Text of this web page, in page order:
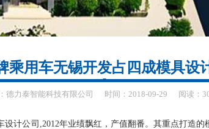
乘用车无锡开发占四成模具设
德力泰智能科技有限公司 时间：2018-09-29 阅读：
公司,2012年业绩飘红，产值翻番。其重点打造的